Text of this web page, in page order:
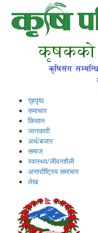
गृहपृष्ठ
समाचार
किसान
जानकारी
अर्थ/बजार
समाज
स्वास्थ्य/जीवनशैली
अन्तर्राष्ट्रिय समाचार
लेख